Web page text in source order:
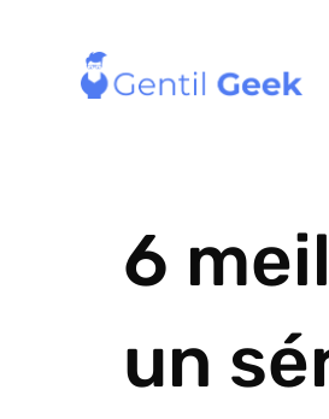
6
un